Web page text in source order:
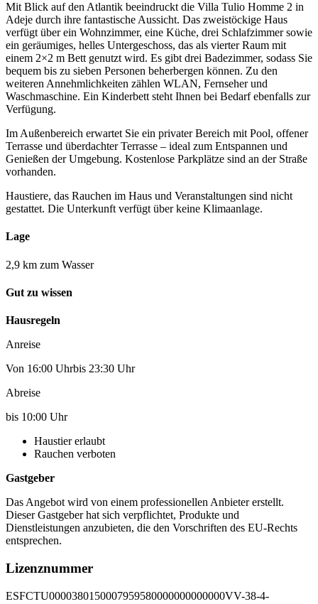
Mit Blick auf den Atlantik beeindruckt die Villa Tulio Homme 2 in
Adeje durch ihre fantastische Aussicht. Das zweistöckige Haus
verfügt über ein Wohnzimmer, eine Küche, drei Schlafzimmer sowie
ein geräumiges, helles Untergeschoss, das als vierter Raum mit
einem 2×2 m Bett genutzt wird. Es gibt drei Badezimmer, sodass Sie
bequem bis zu sieben Personen beherbergen können. Zu den
weiteren Annehmlichkeiten zählen WLAN, Fernseher und
Waschmaschine. Ein Kinderbett steht Ihnen bei Bedarf ebenfalls zur
Verfügung.
Im Außenbereich erwartet Sie ein privater Bereich mit Pool, offener
Terrasse und überdachter Terrasse – ideal zum Entspannen und
Genießen der Umgebung. Kostenlose Parkplätze sind an der Straße
vorhanden.
Haustiere, das Rauchen im Haus und Veranstaltungen sind nicht
gestattet. Die Unterkunft verfügt über keine Klimaanlage.
Lage
2,9 km zum Wasser
Gut zu wissen
Hausregeln
Anreise
Von 16:00 Uhrbis 23:30 Uhr
Abreise
bis 10:00 Uhr
Haustier erlaubt
Rauchen verboten
Gastgeber
Das Angebot wird von einem professionellen Anbieter erstellt.
Dieser Gastgeber hat sich verpflichtet, Produkte und
Dienstleistungen anzubieten, die den Vorschriften des EU-Rechts
entsprechen.
Lizenznummer
ESFCTU0000380150007959580000000000000VV-38-4-